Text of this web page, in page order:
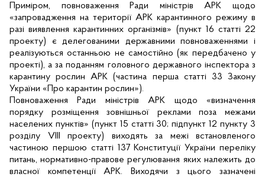
Приміром, повноваження Ради міністрів АРК щодо
«запровадження на території АРК карантинного режиму в
разі виявлення карантинних організмів» (пункт 16 статті 22
проекту) є делегованими державними повноваженнями і
реалізуються останньою не самостійно (як передбачено у
проекті), а за поданням головного державного інспектора з
карантину рослин АРК (частина перша статті 33 Закону
України «Про карантин рослин»).
Повноваження Ради міністрів АРК щодо «визначення
порядку розміщення зовнішньої реклами поза межами
населених пунктів» (пункт 15 статті 30; підпункт 12 пункту 3
розділу VIII
проекту) виходять за межі встановленого
частиною першою статті 137 Конституції України переліку
питань, нормативно-правове регулювання яких належить до
власної компетенції АРК. Виходячи з цього зазначені